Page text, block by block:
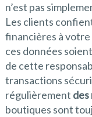
n’est pas
Les clients
financières à votre
ces données
de cette
transactions
régulièrement des
boutiques sont